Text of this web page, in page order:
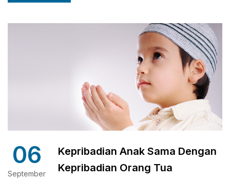
06
September
Kepribadian Anak Sama Dengan
Kepribadian Orang Tua